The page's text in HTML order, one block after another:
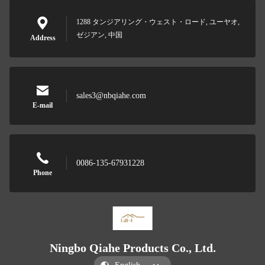
Address
1288 タンジアリング・ウェスト・ロード, ユーヤオ,
ゼジアン, 中国
E-mail
sales3@nbqiahe.com
Phone
0086-135-67931228
Ningbo Qiahe Products Co., Ltd.